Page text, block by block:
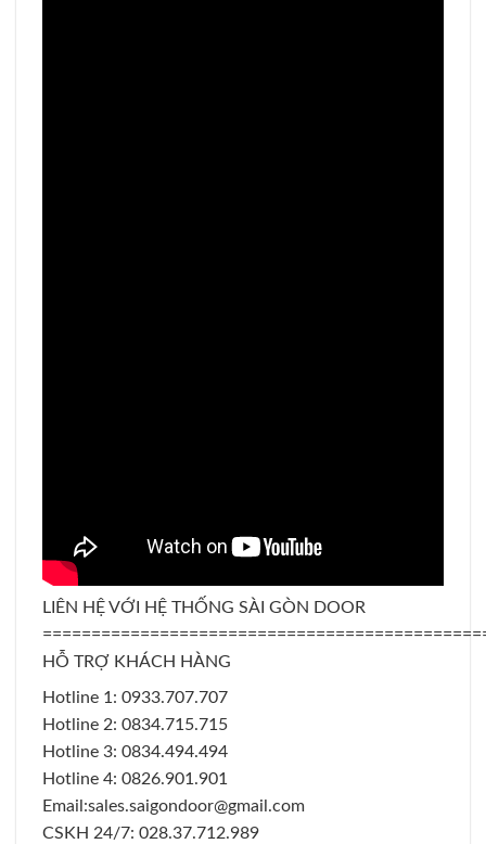
LIÊN HỆ VỚI HỆ THỐNG SÀI GÒN DOOR
HỖ TRỢ KHÁCH HÀNG
Hotline 1: 0933.707.707
Hotline 2: 0834.715.715
Hotline 3: 0834.494.494
Hotline 4: 0826.901.901
Email:sales.saigondoor@gmail.com
CSKH 24/7: 028.37.712.989